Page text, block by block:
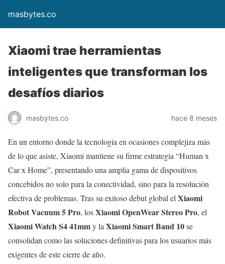
masbytes.co
Xiaomi trae herramientas
inteligentes que transforman los
desafíos diarios
masbytes.co hace 8 meses
En un entorno donde la tecnología en ocasiones complejiza más
de lo que asiste, Xiaomi mantiene su firme estrategia “Human x
Car x Home”, presentando una amplia gama de dispositivos
concebidos no solo para la conectividad, sino para la resolución
efectiva de problemas. Tras su exitoso debut global el Xiaomi
Robot Vacuum 5 Pro, losXiaomi OpenWear Stereo Pro, el
Xiaomi Watch S4 41mmy la Xiaomi Smart Band 10se
consolidan como las soluciones definitivas para los usuarios más
exigentes de este cierre de año.